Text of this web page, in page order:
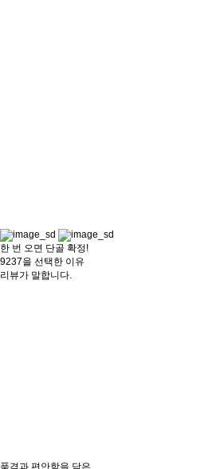
한 번 오면 단골 확정!
9237을 선택한 이유
리뷰가 말합니다.
품격과 편안함을 담은